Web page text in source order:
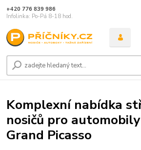
+420 776 839 986
Infolinka: Po-Pá 8-18 hod.
Komplexní nabídka
nosičů pro
Grand Picasso